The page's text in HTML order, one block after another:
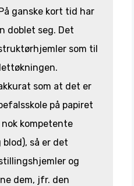
ganske kort tid har
doblet seg. Det
som til
som at det er
på papiret
kompetente
så er det
og
dem, jfr. den